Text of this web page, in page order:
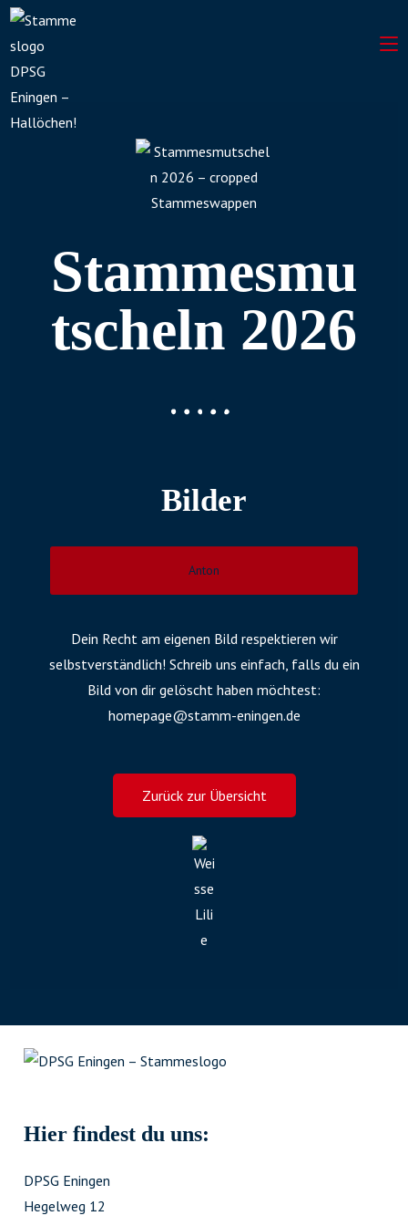
Stammesmu
tscheln 2026
Bilder
Anton
Dein Recht am eigenen Bild respektieren wir
selbstverständlich! Schreib uns einfach, falls du ein
Bild von dir gelöscht haben möchtest:
homepage@stamm-eningen.de
Zurück zur Übersicht
Hier findest du uns:
DPSG Eningen
Hegelweg 12